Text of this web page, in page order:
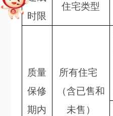
时限
住宅类型
质量
保修
期内
所有住宅
（含已售和
未售 ）